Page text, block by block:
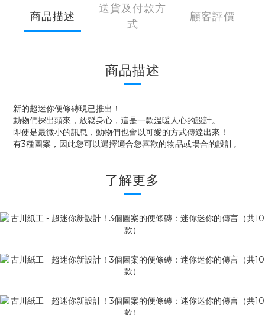
商品描述
送貨及付款方
式
顧客評價
商品描述
新的超迷你便條磚現已推出！
動物們探出頭來，放鬆身心，這是一款溫暖人心的設計。
即使是最微小的訊息，動物們也會以可愛的方式傳達出來！
有3種圖案，因此您可以選擇適合您喜歡的物品或場合的設計。
了解更多